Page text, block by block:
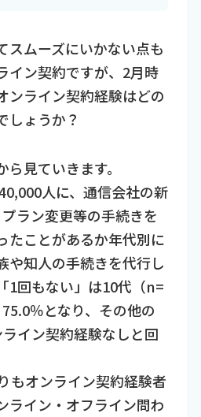
スムーズにいかない点も
イン契約ですが、2月時
ンライン契約経験はどの
しょうか？
見ていきます。
人に、通信会社の新
ラン変更等の手続きを
たことがあるか年代別に
や知人の手続きを代行し
1回もない」は10代（n=
％となり、その他の
イン契約経験なしと回
もオンライン契約経験者
ライン・オフライン問わ